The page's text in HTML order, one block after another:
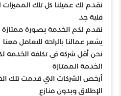
نقدم لك عميلنا كل تلك
قلية جد
نقدم لكم الخدمة بصورة
يشعر عمالنا بالراحة للتعامل معنا
نحن أقل شركة في تكلفة الخدمة
الخدمة الممتازة
أرخص الشركات التي قدمت تلك
الإطلاق وبدون منازع